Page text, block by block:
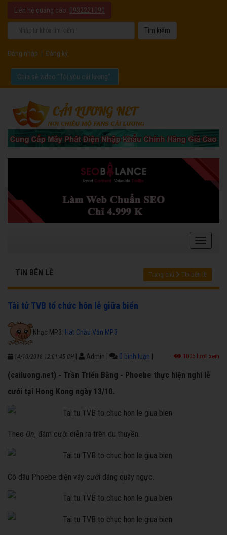
Liên hệ quảng cáo: 0932221090
Đăng nhập Đăng ký
Chia sẻ video "Tôi yêu cải lương".
TIN BÊN LỀ Trang chủ Tin bên lề
Tài tử TVB tổ chức hôn lễ giữa biển
Nhạc MP3: Hát Chầu Văn MP3
14/10/2018 12:01:45 CH Admin 0 bình luận 1005 lượt xem
(cailuong.net) - Trần Triển Bằng - Phoebe thực hiện nghi lễ
cưới tại Hong Kong ngày 13/10.
Theo On, đám cưới diễn ra trên du thuyền.
Cô dâu Phoebe diện váy cưới dáng quây ngực.